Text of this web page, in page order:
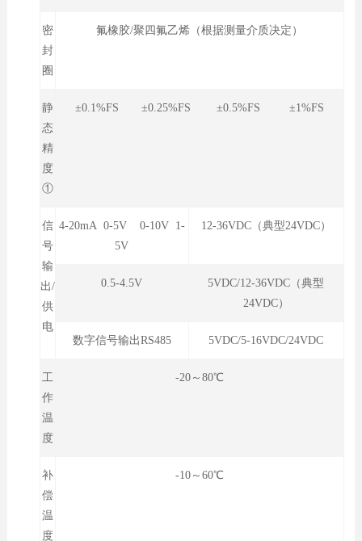
密
封
圈
氟橡胶/聚四氟乙烯（根据测量介质决定）
静
态
精
度
①
±0.1%FS ±0.25%FS ±0.5%FS ±1%FS
信
号
输
出/
供
电
4-20mA 0-5V 0-10V 1-
5V
12-36VDC（典型24VDC）
0.5-4.5V
5VDC/12-36VDC（典型
24VDC）
数字信号输出RS485 5VDC/5-16VDC/24VDC
工
作
温
度
-20～80℃
补
偿
温
度
-10～60℃